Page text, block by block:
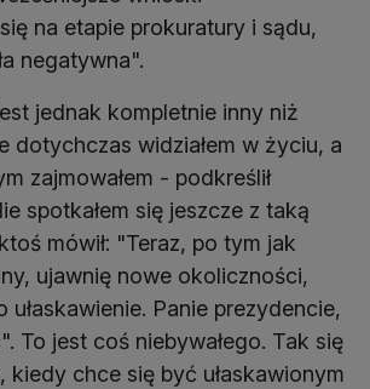
na etapie prokuratury i sądu,
negatywna".
jednak kompletnie inny niż
dotychczas widziałem w życiu, a
zajmowałem - podkreślił
spotkałem się jeszcze z taką
mówił: "Teraz, po tym jak
ujawnię nowe okoliczności,
ułaskawienie. Panie prezydencie,
To jest coś niebywałego. Tak się
kiedy chce się być ułaskawionym